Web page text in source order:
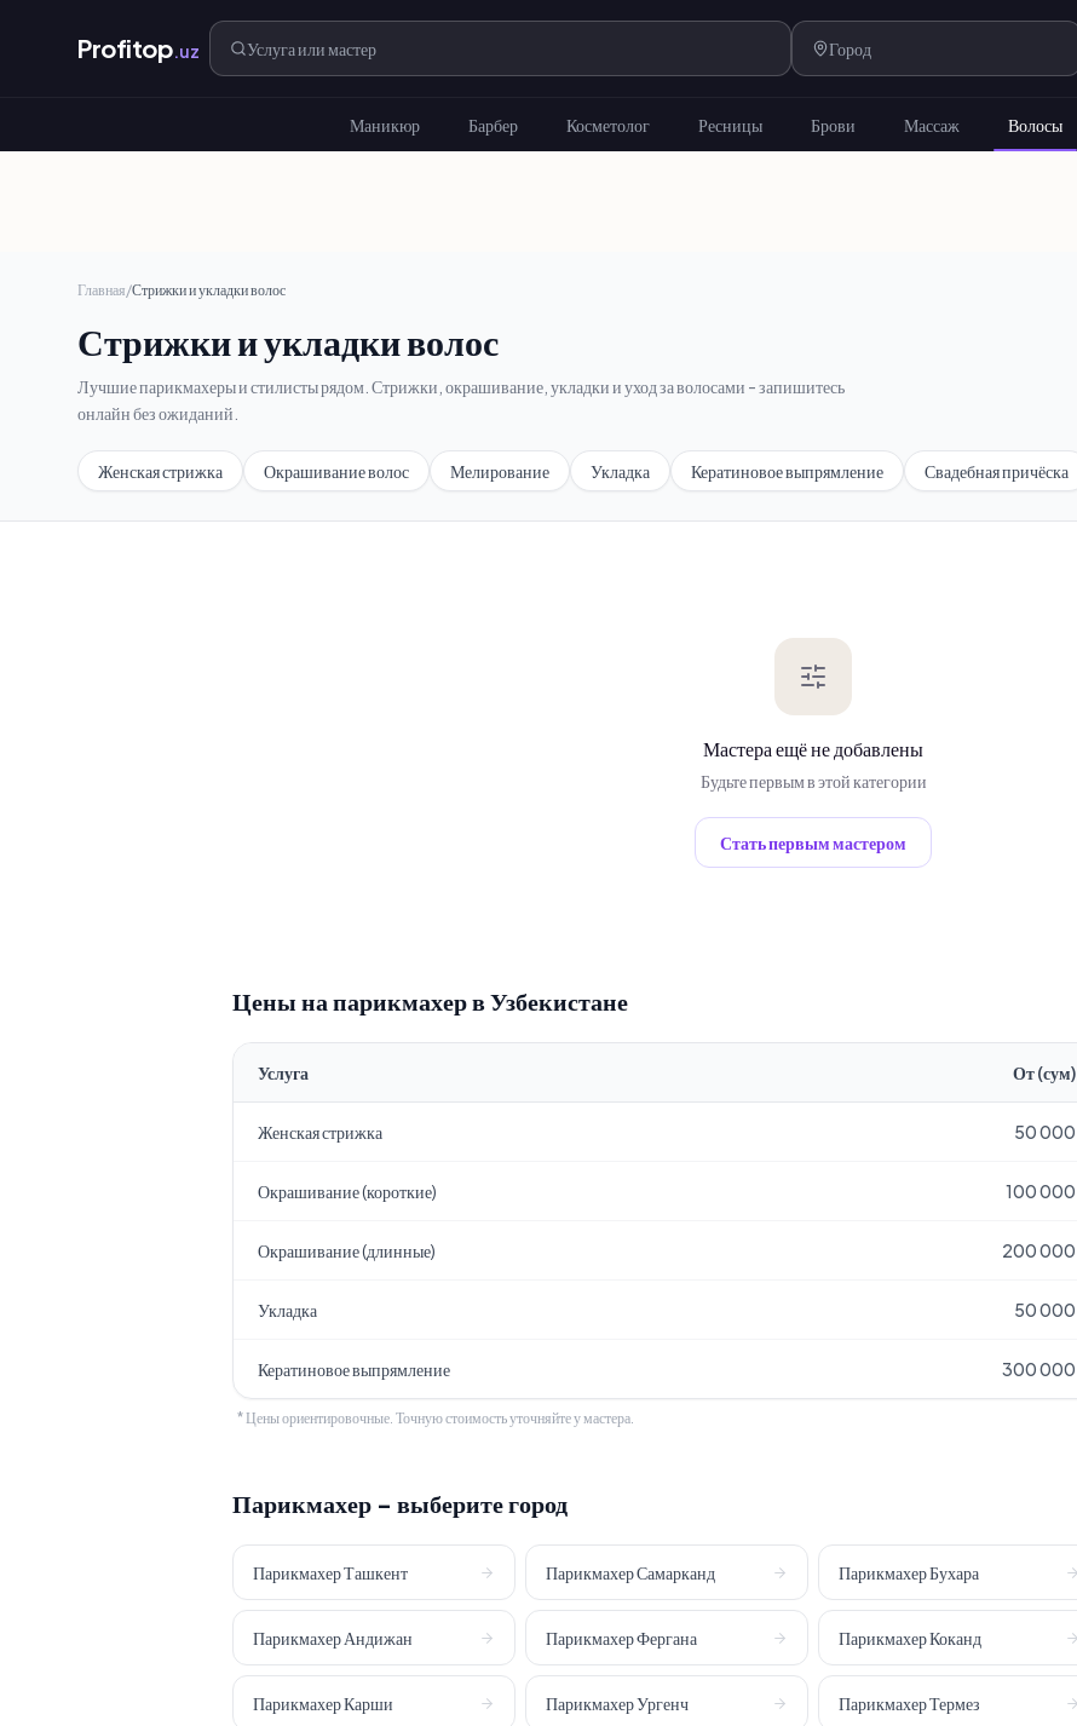
Profitop.uz
Маникюр Барбер Косметолог Ресницы Брови Массаж Волосы
Главная/Стрижки и укладки волос
Стрижки и укладки волос
Лучшие парикмахеры и стилисты рядом. Стрижки, окрашивание, укладки и уход за волосами - запишитесь
онлайн без ожиданий.
Женская стрижка Окрашивание волос Мелирование Укладка Кератиновое выпрямление Свадебная причёска
Мастера ещё не добавлены
Будьте первым в этой категории
Стать первым мастером
Цены на парикмахерв Узбекистане
Услуга От (сум)
Женская стрижка 50 000
Окрашивание (короткие) 100 000
Окрашивание (длинные) 200 000
Укладка 50 000
Кератиновое выпрямление 300 000
* Цены ориентировочные. Точную стоимость уточняйте у мастера.
Парикмахер - выберите город
ПарикмахерТашкент ПарикмахерСамарканд ПарикмахерБухара
ПарикмахерАндижан ПарикмахерФергана ПарикмахерКоканд
ПарикмахерКарши ПарикмахерУргенч ПарикмахерТермез